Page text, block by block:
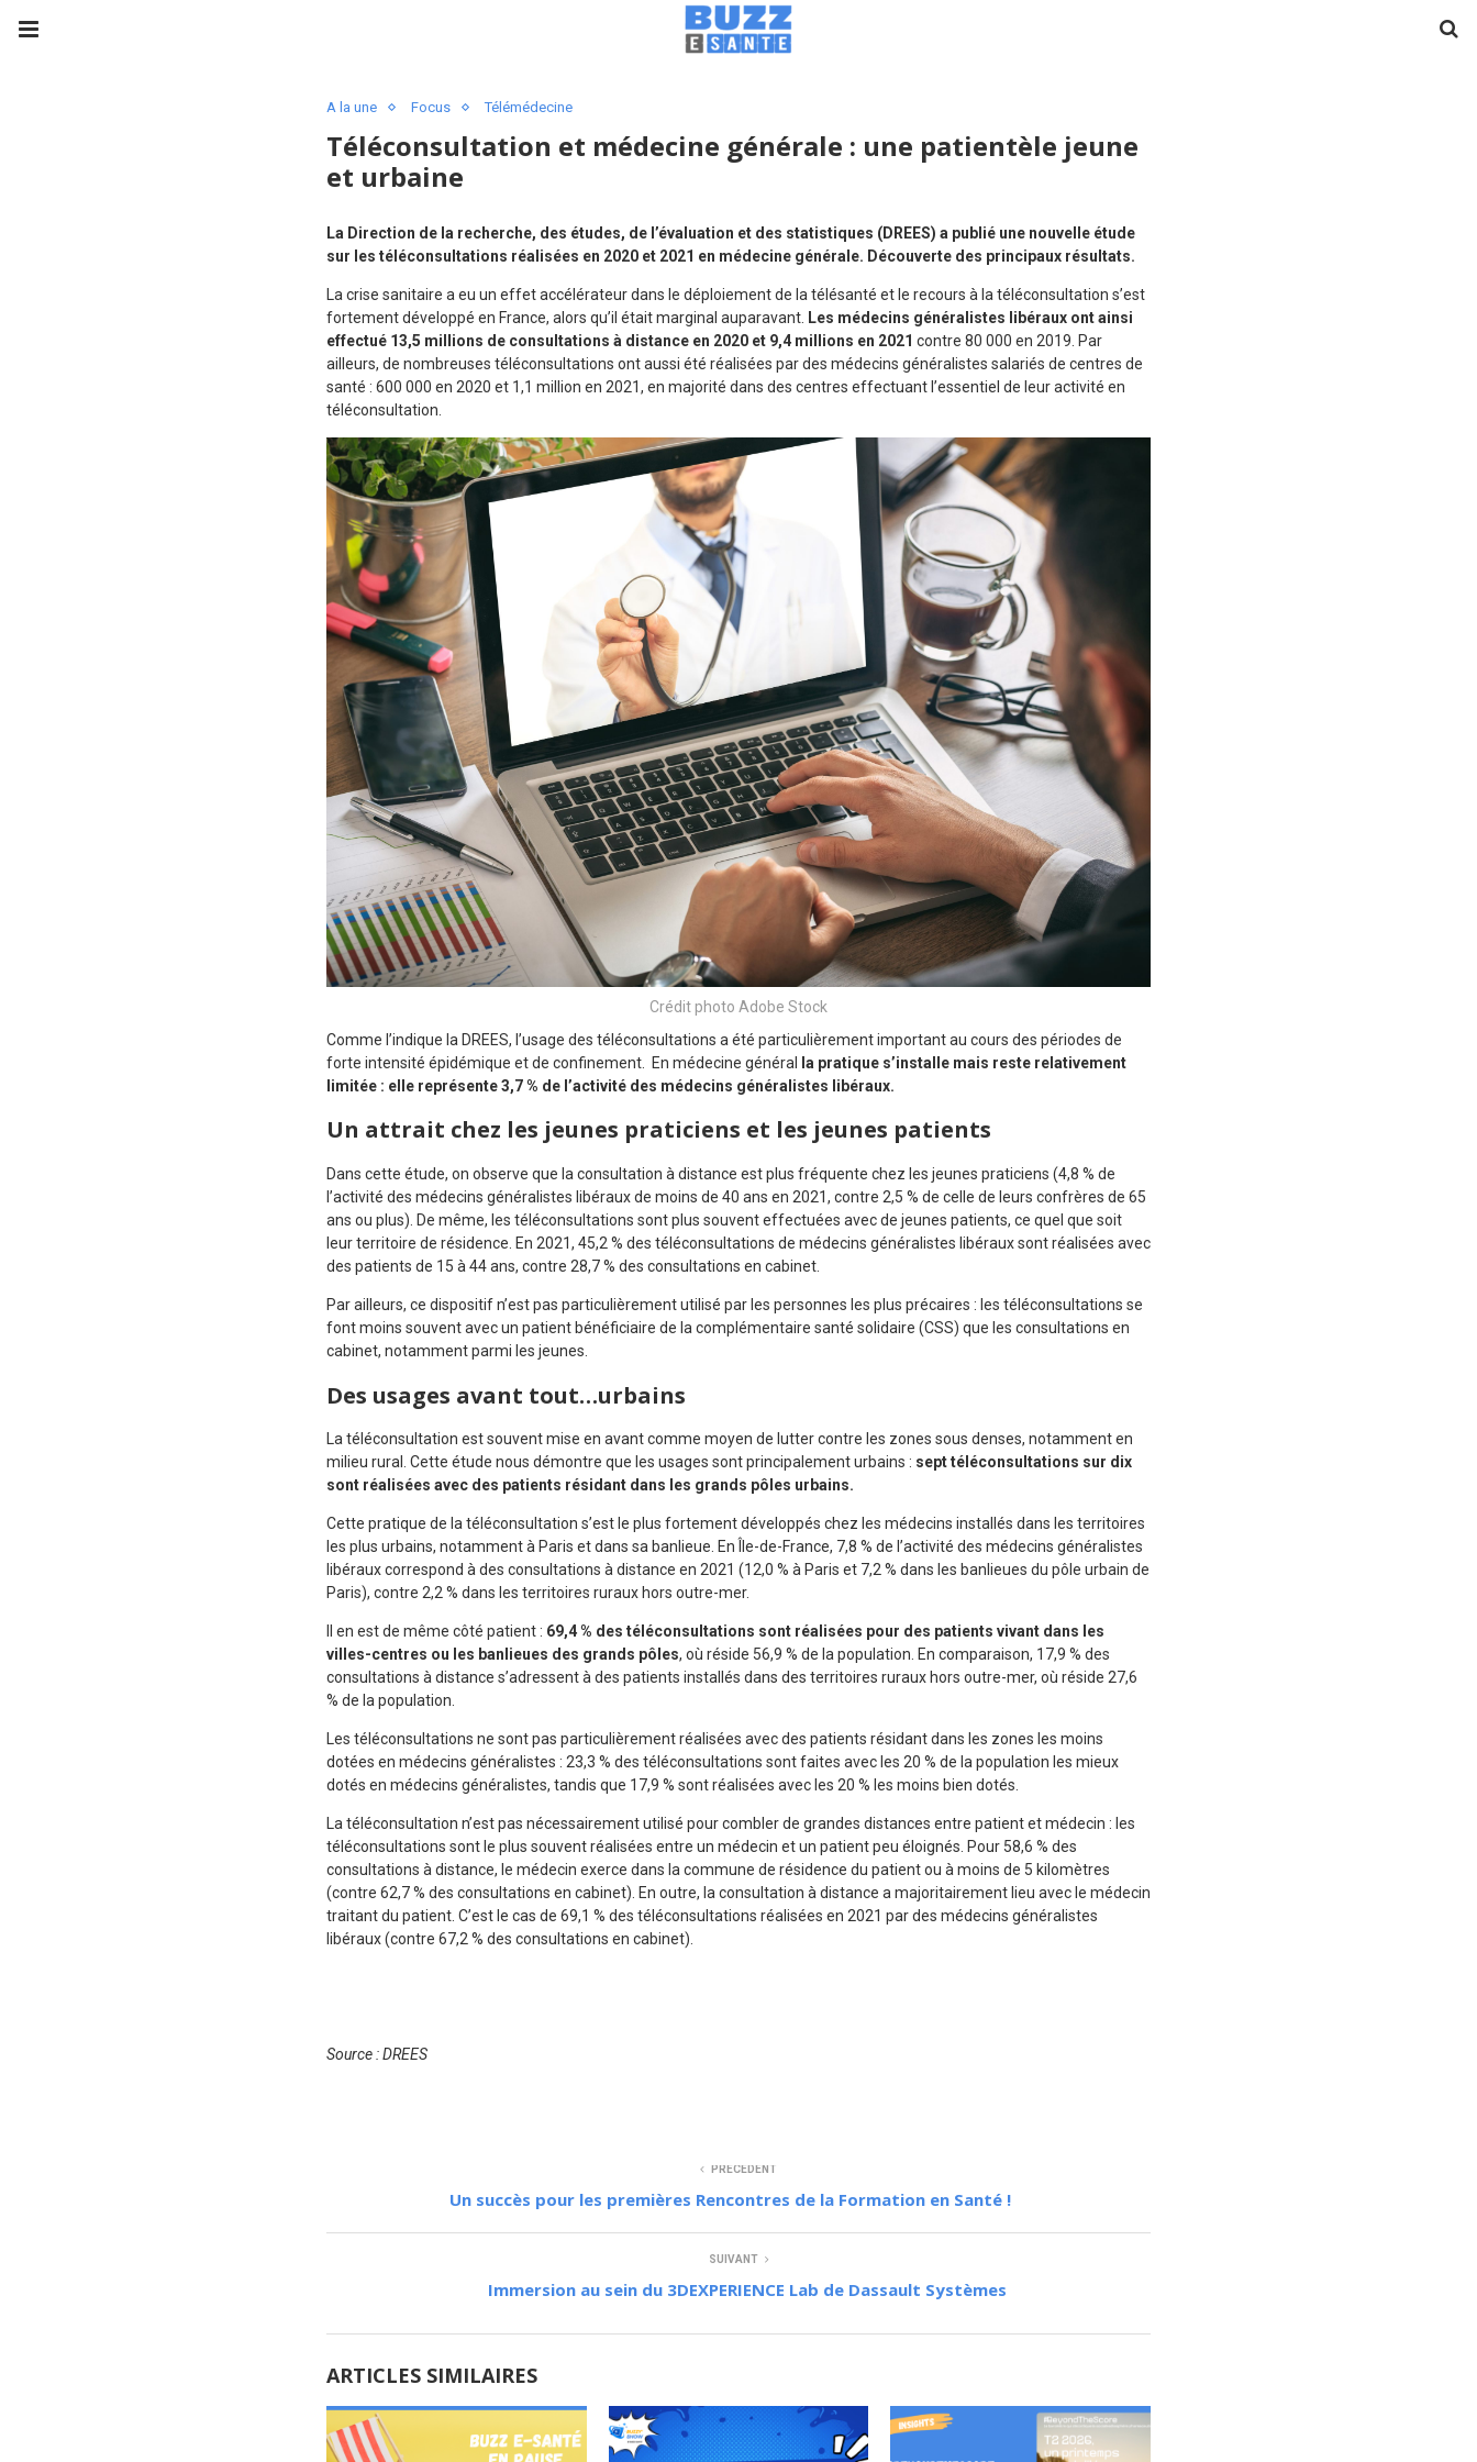
A la une Focus Télémédecine
Téléconsultation et médecine générale : une patientèle jeune
et urbaine
La Direction de la recherche, des études, de l’évaluation et des statistiques (DREES) a publié une nouvelle étude
sur les téléconsultations réalisées en 2020 et 2021 en médecine générale. Découverte des principaux résultats.
La crise sanitaire a eu un effet accélérateur dans le déploiement de la télésanté et le recours à la téléconsultation s’est
fortement développé en France, alors qu’il était marginal auparavant. Les médecins généralistes libéraux ont ainsi
effectué 13,5 millions de consultations à distance en 2020 et 9,4 millions en 2021 contre 80 000 en 2019. Par
ailleurs, de nombreuses téléconsultations ont aussi été réalisées par des médecins généralistes salariés de centres de
santé : 600 000 en 2020 et 1,1 million en 2021, en majorité dans des centres effectuant l’essentiel de leur activité en
téléconsultation.
Crédit photo Adobe Stock
Comme l’indique la DREES, l’usage des téléconsultations a été particulièrement important au cours des périodes de
forte intensité épidémique et de confinement. En médecine général
la pratique s’installe mais reste relativement
limitée : elle représente 3,7 % de l’activité des médecins généralistes libéraux.
Un attrait chez les jeunes praticiens et les jeunes patients
Dans cette étude, on observe que la consultation à distance est plus fréquente chez les jeunes praticiens (4,8 % de
l’activité des médecins généralistes libéraux de moins de 40 ans en 2021, contre 2,5 % de celle de leurs confrères de 65
ans ou plus). De même, les téléconsultations sont plus souvent effectuées avec de jeunes patients, ce quel que soit
leur territoire de résidence. En 2021, 45,2 % des téléconsultations de médecins généralistes libéraux sont réalisées avec
des patients de 15 à 44 ans, contre 28,7 % des consultations en cabinet.
Par ailleurs, ce dispositif n’est pas particulièrement utilisé par les personnes les plus précaires : les téléconsultations se
font moins souvent avec un patient bénéficiaire de la complémentaire santé solidaire (CSS) que les consultations en
cabinet, notamment parmi les jeunes.
Des usages avant tout…urbains
La téléconsultation est souvent mise en avant comme moyen de lutter contre les zones sous denses, notamment en
milieu rural. Cette étude nous démontre que les usages sont principalement urbains : sept téléconsultations sur dix
sont réalisées avec des patients résidant dans les grands pôles urbains.
Cette pratique de la téléconsultation s’est le plus fortement développés chez les médecins installés dans les territoires
les plus urbains, notamment à Paris et dans sa banlieue. En Île-de-France, 7,8 % de l’activité des médecins généralistes
libéraux correspond à des consultations à distance en 2021 (12,0 % à Paris et 7,2 % dans les banlieues du pôle urbain de
Paris), contre 2,2 % dans les territoires ruraux hors outre-mer.
Il en est de même côté patient : 69,4 % des téléconsultations sont réalisées pour des patients vivant dans les
villes-centres ou les banlieues des grands pôles, où réside 56,9 % de la population. En comparaison, 17,9 % des
consultations à distance s’adressent à des patients installés dans des territoires ruraux hors outre-mer, où réside 27,6
% de la population.
Les téléconsultations ne sont pas particulièrement réalisées avec des patients résidant dans les zones les moins
dotées en médecins généralistes : 23,3 % des téléconsultations sont faites avec les 20 % de la population les mieux
dotés en médecins généralistes, tandis que 17,9 % sont réalisées avec les 20 % les moins bien dotés.
La téléconsultation n’est pas nécessairement utilisé pour combler de grandes distances entre patient et médecin : les
téléconsultations sont le plus souvent réalisées entre un médecin et un patient peu éloignés. Pour 58,6 % des
consultations à distance, le médecin exerce dans la commune de résidence du patient ou à moins de 5 kilomètres
(contre 62,7 % des consultations en cabinet). En outre, la consultation à distance a majoritairement lieu avec le médecin
traitant du patient. C’est le cas de 69,1 % des téléconsultations réalisées en 2021 par des médecins généralistes
libéraux (contre 67,2 % des consultations en cabinet).
Source : DREES
PRÉCÉDENT
Un succès pour les premières Rencontres de la Formation en Santé !
SUIVANT
Immersion au sein du 3DEXPERIENCE Lab de Dassault Systèmes
ARTICLES SIMILAIRES